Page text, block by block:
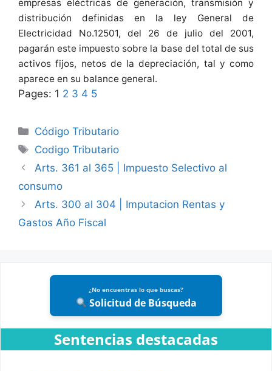
empresas eléctricas de generación, transmisión y
distribución definidas en la ley General de
Electricidad No.12501, del 26 de julio del 2001,
pagarán este impuesto sobre la base del total de sus
activos fijos, netos de la depreciación, tal y como
aparece en su balance general.
Pages: 1 2 3 4 5
Categories
Código Tributario
Tags
Codigo Tributario
Arts. 361 al 365 | Impuesto Selectivo al
consumo
Arts. 300 al 304 | Imputacion Rentas y
Gastos Año Fiscal
¿No encuentras lo que buscas?
Solicitud de Búsqueda
Sentencias destacadas